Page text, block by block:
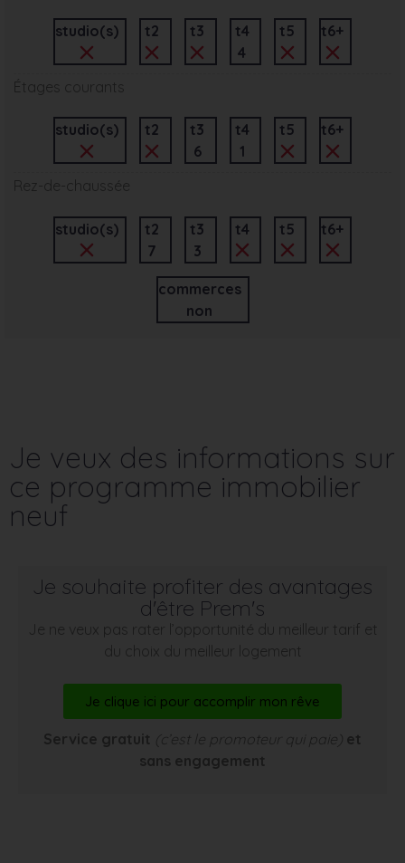
studio(s) t2 t3
t4
4
t5 t6+
Étages courants
studio(s) t2
t3
6
t4
1
t5 t6+
Rez-de-chaussée
studio(s)
t2
7
t3
3
t4 t5 t6+
commerces
non
Je veux des informations sur
ce programme immobilier
neuf
Je souhaite profiter des avantages
d'être Prem's
Je ne veux pas rater l’opportunité du meilleur tarif et
du choix du meilleur logement
Je clique ici pour accomplir mon rêve
Service gratuit (c’est le promoteur qui paie) et
sans engagement